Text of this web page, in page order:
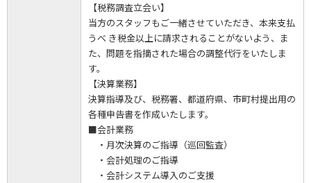
【税務調査立会い】
当方のスタッフもご一緒させていただき、本来支払
うべ き税金以上に請求されることがないよう、ま
た、問題を指摘された場合の調整代行をいたしま
す。
【決算業務】
決算指導及び、税務署、都道府県、市町村提出用の
各種申告書を作成いたします。
■会計業務
・月次決算のご指導（巡回監査）
・会計処理のご指導
・会計システム導入のご支援